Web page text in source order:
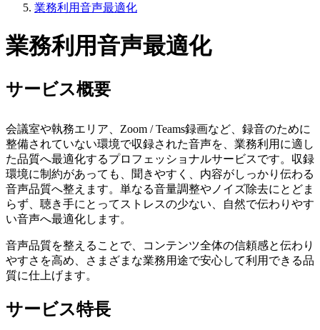
業務利用音声最適化
業務利用音声最適化
サービス概要
会議室や執務エリア、Zoom / Teams録画など、録音のために
整備されていない環境で収録された音声を、業務利用に適し
た品質へ最適化するプロフェッショナルサービスです。収録
環境に制約があっても、聞きやすく、内容がしっかり伝わる
音声品質へ整えます。単なる音量調整やノイズ除去にとどま
らず、聴き手にとってストレスの少ない、自然で伝わりやす
い音声へ最適化します。
音声品質を整えることで、コンテンツ全体の信頼感と伝わり
やすさを高め、さまざまな業務用途で安心して利用できる品
質に仕上げます。
サービス特長